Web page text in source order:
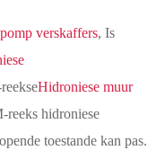
verskaffers, Is
Hidroniese muur
reeks hidroniese
toestande kan pas.